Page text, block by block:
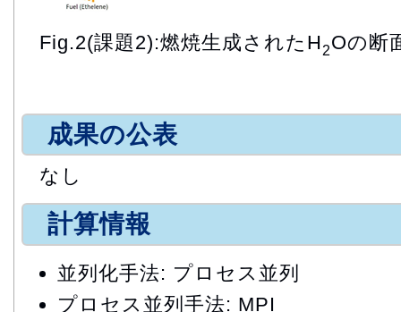
Fig.2(課題2):燃焼生成されたH2Oの断
成果の公表
なし
計算情報
並列化手法: プロセス並列
プロセス並列手法: MPI